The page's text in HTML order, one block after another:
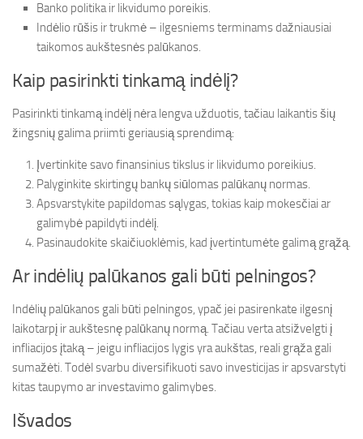
Banko politika ir likvidumo poreikis.
Indėlio rūšis ir trukmė – ilgesniems terminams dažniausiai
taikomos aukštesnės palūkanos.
Kaip pasirinkti tinkamą indėlį?
Pasirinkti tinkamą indėlį nėra lengva užduotis, tačiau laikantis šių
žingsnių galima priimti geriausią sprendimą:
Įvertinkite savo finansinius tikslus ir likvidumo poreikius.
Palyginkite skirtingų bankų siūlomas palūkanų normas.
Apsvarstykite papildomas sąlygas, tokias kaip mokesčiai ar
galimybė papildyti indėlį.
Pasinaudokite skaičiuoklėmis, kad įvertintumėte galimą grąžą.
Ar indėlių palūkanos gali būti pelningos?
Indėlių palūkanos gali būti pelningos, ypač jei pasirenkate ilgesnį
laikotarpį ir aukštesnę palūkanų normą. Tačiau verta atsižvelgti į
infliacijos įtaką – jeigu infliacijos lygis yra aukštas, reali grąža gali
sumažėti. Todėl svarbu diversifikuoti savo investicijas ir apsvarstyti
kitas taupymo ar investavimo galimybes.
Išvados